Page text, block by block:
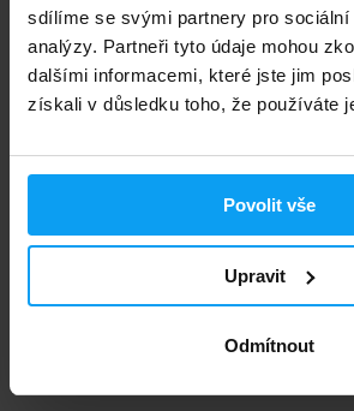
sdílíme se svými partnery pro sociální
analýzy. Partneři tyto údaje mohou
dalšími informacemi, které jste jim
získali v důsledku toho, že používáte
Povolit vše
Upravit
Odmítnout
Crea Monohydrate 400 g
Extrifit
Sleep 60
305
NENÍ